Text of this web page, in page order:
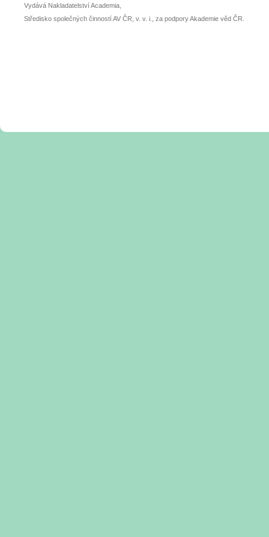
Vydává Nakladatelství Academia,
Středisko společných činností AV ČR, v. v. i., za podpory Akademie věd ČR.